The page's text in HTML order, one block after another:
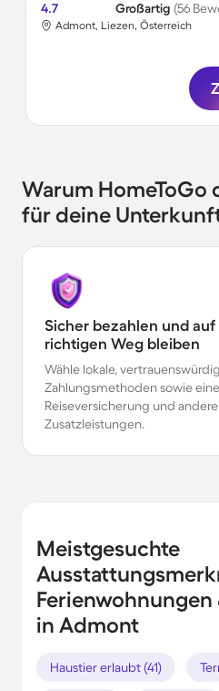
4.7 Großartig (56
Admont, Liezen, Österreich
Warum HomeToGo
für deine
Sicher bezahlen und auf
richtigen Weg bleiben
Wähle lokale,
Zahlungsmethoden sowie eine
Reiseversicherung und andere
Zusatzleistungen.
Meistgesuchte
Ferienwohnungen
in Admont
Haustier erlaubt (41)